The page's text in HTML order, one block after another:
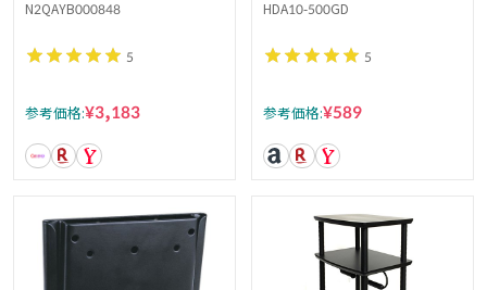
N2QAYB000848
5
参考価格:¥3,183
500GD
HDA10-500GD
5
参考価格:¥589